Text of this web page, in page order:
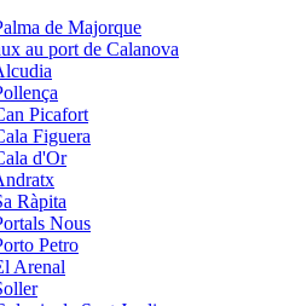
de Majorque
au port de Calanova
Picafort
Figuera
d'Or
Ràpita
Nous
Petro
Arenal